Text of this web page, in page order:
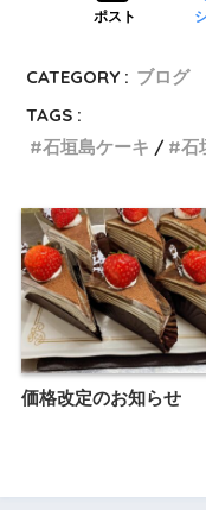
ポスト
CATEGORY : ブログ
TAGS :
石垣島ケーキ
石
価格改定のお知らせ